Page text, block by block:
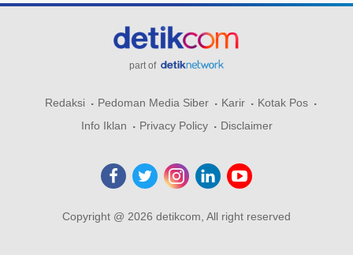
part of
Redaksi Pedoman Media Siber Karir
Kotak Pos
Info Iklan
Privacy Policy Disclaimer
Copyright @ 2026 detikcom, All right reserved